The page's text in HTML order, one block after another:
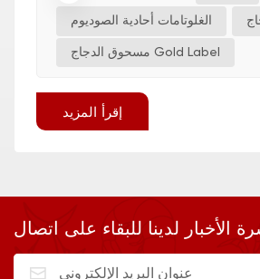
الغلوتامات أحادية الصوديوم
مسحوق الدجاج Gold Label
إقرأ المزيد
لدينا للبقاء على اتصال